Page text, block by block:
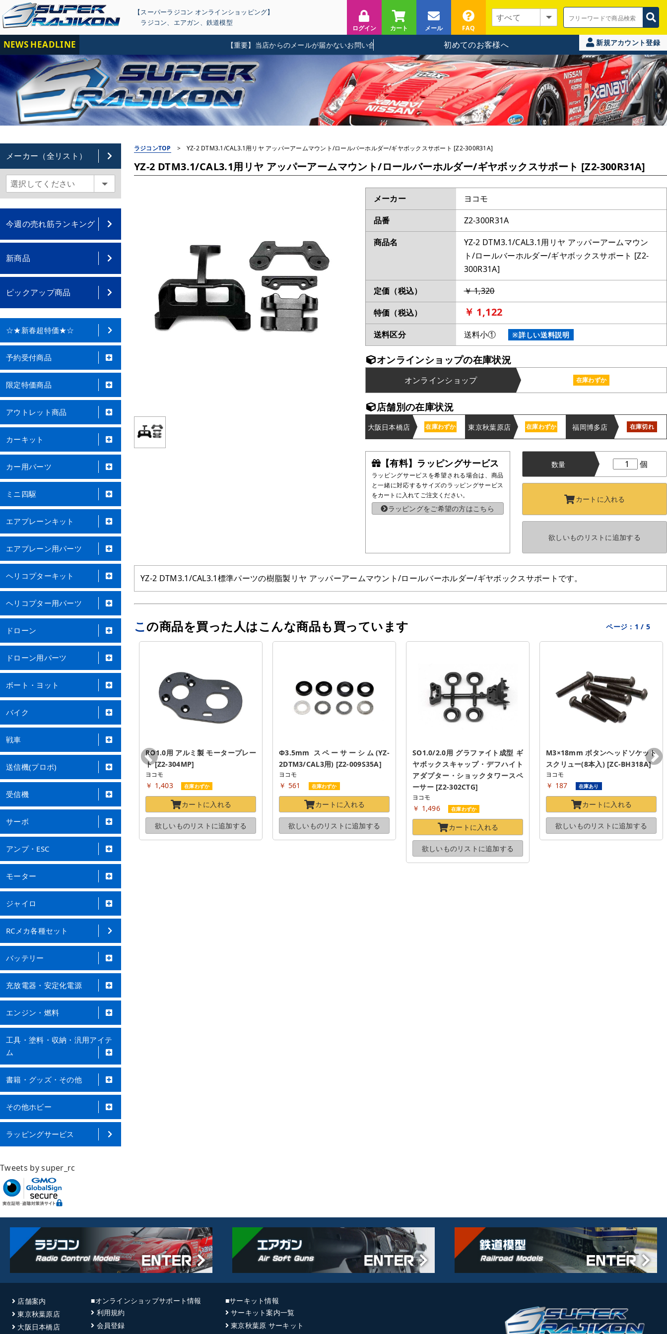
【スーパーラジコン オンラインショッピング】
ラジコン、 エアガン、 鉄道模型
ログイン カート メール FAQ
NEWS HEADLINE 【重要】当店からのメールが届かないお問い合わせに関して 初めてのお客様へ 新規アカウント登録
メーカー（全リスト）
今週の売れ筋ランキング
新商品
ピックアップ商品
☆★新春超特価★☆
予約受付商品
限定特価商品
アウトレット商品
カーキット
カー用パーツ
ミニ四駆
エアプレーンキット
エアプレーン用パーツ
ヘリコプターキット
ヘリコプター用パーツ
ドローン
ドローン用パーツ
ボート・ヨット
バイク
戦車
送信機(プロポ)
受信機
サーボ
アンプ・ESC
モーター
ジャイロ
RCメカ各種セット
バッテリー
充放電器・安定化電源
エンジン・燃料
工具・塗料・収納・汎用アイテ
ム
書籍・グッズ・その他
その他ホビー
ラッピングサービス
Tweets by super_rc
ラジコンTOP > YZ-2 DTM3.1/CAL3.1用リヤ アッパーアームマウント/ロールバーホルダー/ギヤボックスサポート [Z2-300R31A]
YZ-2 DTM3.1/CAL3.1用リヤ アッパーアームマウント/ロールバーホルダー/ギヤボックスサポート [Z2-300R31A]
メーカー
ヨコモ
品番
Z2-300R31A
商品名
YZ-2 DTM3.1/CAL3.1用リヤ アッパーアームマウン
ト/ロールバーホルダー/ギヤボックスサポート [Z2-
300R31A]
定価（税込）
￥ 1,320
特価（税込）
￥ 1,122
送料区分 送料小① ※詳しい送料説明
オンラインショップの在庫状況
オンラインショップ 在庫わずか
店舗別の在庫状況
大阪日本橋店 在庫わずか 東京秋葉原店 在庫わずか 福岡博多店 在庫切れ
【有料】ラッピングサービス
ラッピングサービスを希望される場合は、商品
と一緒に対応するサイズのラッピングサービス
をカートに入れてご注文ください。
ラッピングをご希望の方はこちら
数量 個
カートに入れる
欲しいものリストに追加する
YZ-2 DTM3.1/CAL3.1標準パーツの樹脂製リヤ アッパーアームマウント/ロールバーホルダー/ギヤボックスサポートです。
この商品を買った人はこんな商品も買っています ページ： 1 / 5
SO3.0用 グラファイト製 リヤ シ
ョックタワー [SO-018]
カートに入れる
欲しいものリストに 追加する
RO1.0用 アルミ製 モータープレー
ト [Z2-304MP]
ヨコモ
￥ 1,403 在庫わずか
カートに入れる
欲しいものリストに追加する
Φ3.5mm スペーサーシム(YZ-
2DTM3/CAL3用) [Z2-009S35A]
ヨコモ
￥ 561 在庫わずか
カートに入れる
欲しいものリストに追加する
SO1.0/2.0用 グラファイト成型 ギ
ヤボックスキャップ・デフハイト
アダプター・ショックタワースペ
ーサー [Z2-302CTG]
ヨコモ
￥ 1,496 在庫わずか
カートに入れる
欲しいものリストに追加する
M3×18mm ボタンヘッドソケット
スクリュー(8本入) [ZC-BH318A]
ヨコモ
￥ 187 在庫あり
カートに入れる
欲しいものリストに追加する
店舗案内
東京秋葉原店
大阪日本橋店
■オンラインショップサポート情報
利用規約
会員登録
■サーキット情報
サーキット案内一覧
東京秋葉原 サーキット